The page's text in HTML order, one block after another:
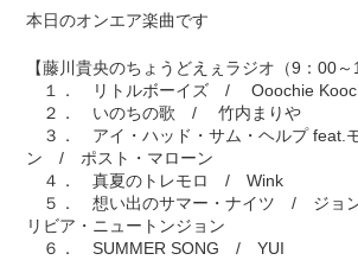
本日のオンエア楽曲です
【藤川貴央のちょうどえぇラジオ（9：00～
１． リトルボーイズ / Ooochie
２． いのちの歌 / 竹内まりや
３． アイ・ハッド・サム・ヘルプ feat.
ン / ポスト・マローン
４． 真夏のトレモロ / Wink
５． 想い出のサマー・ナイツ / ジョン
リビア・ニュートンジョン
６． SUMMER SONG / YUI